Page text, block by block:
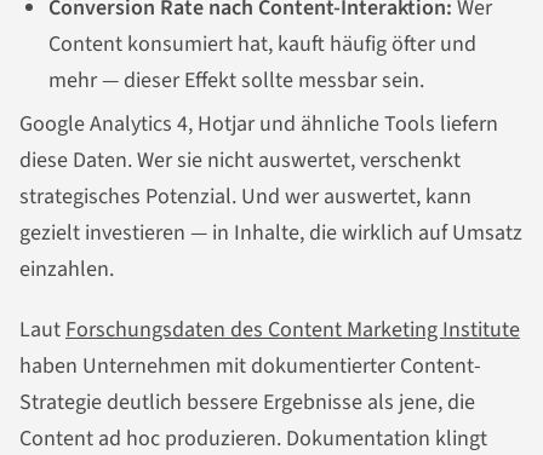
Conversion Rate nach Content-Interaktion: Wer
Content konsumiert hat, kauft häufig öfter und
mehr — dieser Effekt sollte messbar sein.
Google Analytics 4, Hotjar und ähnliche Tools liefern
diese Daten. Wer sie nicht auswertet, verschenkt
strategisches Potenzial. Und wer auswertet, kann
gezielt investieren — in Inhalte, die wirklich auf Umsatz
einzahlen.
Laut Forschungsdaten des Content Marketing Institute
haben Unternehmen mit dokumentierter Content-
Strategie deutlich bessere Ergebnisse als jene, die
Content ad hoc produzieren. Dokumentation klingt